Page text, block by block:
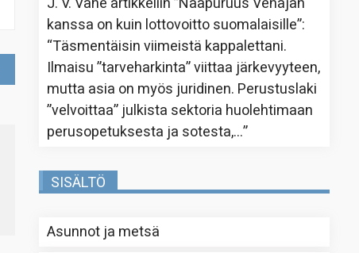
kanssa on kuin lottovoitto suomalaisille”:
“Täsmentäisin viimeistä kappalettani.
Ilmaisu ”tarveharkinta” viittaa järkevyyteen,
mutta asia on myös juridinen. Perustuslaki
”velvoittaa” julkista sektoria huolehtimaan
perusopetuksesta ja sotesta,…”
SISÄLTÖ
Asunnot ja metsä